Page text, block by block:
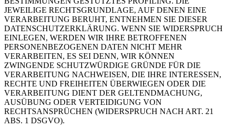
JEWEILIGE RECHTSGRUNDLAGE, AUF DENEN EINE
VERARBEITUNG BERUHT, ENTNEHMEN SIE DIESER
DATENSCHUTZERKLÄRUNG. WENN SIE WIDERSPRUCH
EINLEGEN, WERDEN WIR IHRE BETROFFENEN
PERSONENBEZOGENEN DATEN NICHT MEHR
VERARBEITEN, ES SEI DENN, WIR KÖNNEN
ZWINGENDE SCHUTZWÜRDIGE GRÜNDE FÜR DIE
VERARBEITUNG NACHWEISEN, DIE IHRE INTERESSEN,
RECHTE UND FREIHEITEN ÜBERWIEGEN ODER DIE
VERARBEITUNG DIENT DER GELTENDMACHUNG,
AUSÜBUNG ODER VERTEIDIGUNG VON
RECHTSANSPRÜCHEN (WIDERSPRUCH NACH ART. 21
ABS. 1 DSGVO).